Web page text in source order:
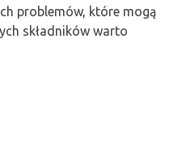
problemów, które mogą
składników warto